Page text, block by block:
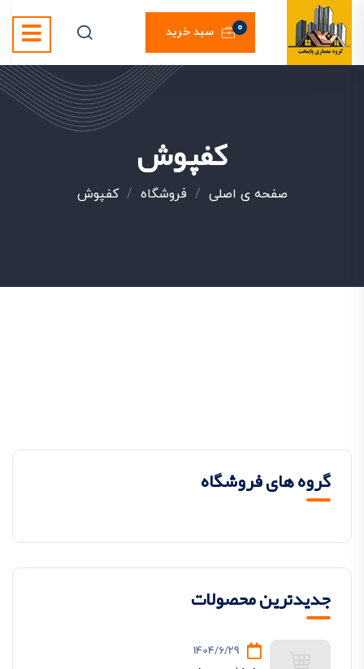
سبد خرید 0
کفپوش
صفحه ی اصلی / فروشگاه /کفپوش
گروه های فروشگاه
جدیدترین محصولات
1404/6/29